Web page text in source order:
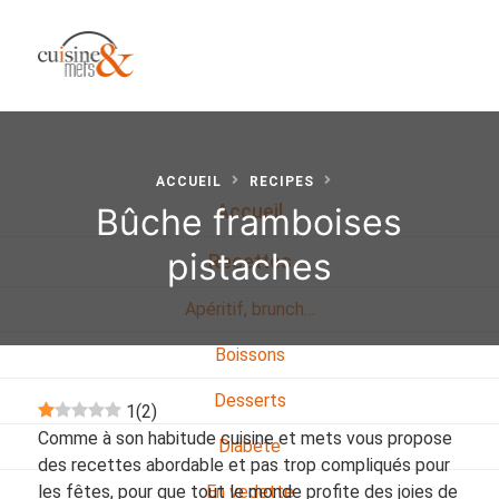
Accueil
Recettes
Apéritif, brunch…
Boissons
Desserts
Diabete
En vedette
ACCUEIL RECIPES
Bûche framboises
pistaches
1(2)
Comme à son habitude cuisine et mets vous propose
des recettes abordable et pas trop compliqués pour
les fêtes, pour que tout le monde profite des joies de